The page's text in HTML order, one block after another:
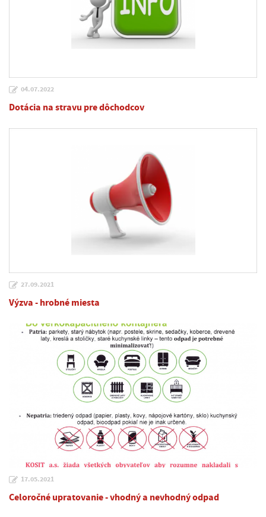
04.07.2022
Dotácia na stravu pre dôchodcov
27.09.2021
Výzva - hrobné miesta
17.05.2021
Celoročné upratovanie - vhodný a nevhodný odpad